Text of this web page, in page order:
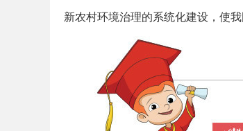
新农村环境治理的系统化建设，使